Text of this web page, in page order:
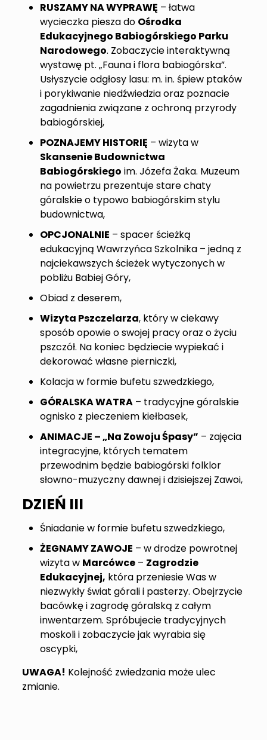
RUSZAMY NA WYPRAWĘ – łatwa
wycieczka piesza do Ośrodka
Edukacyjnego Babiogórskiego Parku
Narodowego. Zobaczycie interaktywną
wystawę pt. „Fauna i flora babiogórska”.
Usłyszycie odgłosy lasu: m. in. śpiew ptaków
i porykiwanie niedźwiedzia oraz poznacie
zagadnienia związane z ochroną przyrody
babiogórskiej,
POZNAJEMY HISTORIĘ – wizyta w
Skansenie Budownictwa
Babiogórskiego im. Józefa Żaka. Muzeum
na powietrzu prezentuje stare chaty
góralskie o typowo babiogórskim stylu
budownictwa,
OPCJONALNIE – spacer ścieżką
edukacyjną Wawrzyńca Szkolnika – jedną z
najciekawszych ścieżek wytyczonych w
pobliżu Babiej Góry,
Obiad z deserem,
Wizyta Pszczelarza, który w ciekawy
sposób opowie o swojej pracy oraz o życiu
pszczół. Na koniec będziecie wypiekać i
dekorować własne pierniczki,
Kolacja w formie bufetu szwedzkiego,
GÓRALSKA WATRA– tradycyjne góralskie
ognisko z pieczeniem kiełbasek,
ANIMACJE – „Na Zowoju Śpasy” – zajęcia
integracyjne, których tematem
przewodnim będzie babiogórski folklor
słowno-muzyczny dawnej i dzisiejszej Zawoi,
DZIEŃ III
Śniadanie w formie bufetu szwedzkiego,
ŻEGNAMY ZAWOJE – w drodze powrotnej
wizyta w Marcówce– Zagrodzie
Edukacyjnej, która przeniesie Was w
niezwykły świat górali i pasterzy. Obejrzycie
bacówkę i zagrodę góralską z całym
inwentarzem. Spróbujecie tradycyjnych
moskoli i zobaczycie jak wyrabia się
oscypki,
UWAGA! Kolejność zwiedzania może ulec
zmianie.